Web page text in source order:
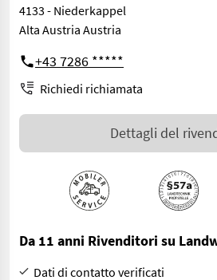
4133 - Niederkappel
Alta Austria Austria
+43 7286 *****
Richiedi richiamata
Dettagli del
Da 11 anni Rivenditori su
Dati di contatto verificati